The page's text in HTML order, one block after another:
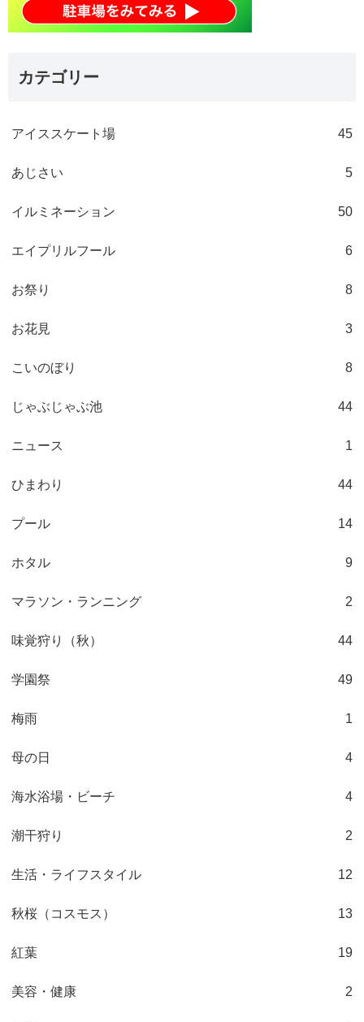
カテゴリー
アイススケート場 45
あじさい 5
イルミネーション 50
エイプリルフール 6
お祭り 8
お花見 3
こいのぼり 8
じゃぶじゃぶ池 44
ニュース 1
ひまわり 44
プール 14
ホタル 9
マラソン・ランニング 2
味覚狩り（秋） 44
学園祭 49
梅雨 1
母の日 4
海水浴場・ビーチ 4
潮干狩り 2
生活・ライフスタイル 12
秋桜（コスモス） 13
紅葉 19
美容・健康 2